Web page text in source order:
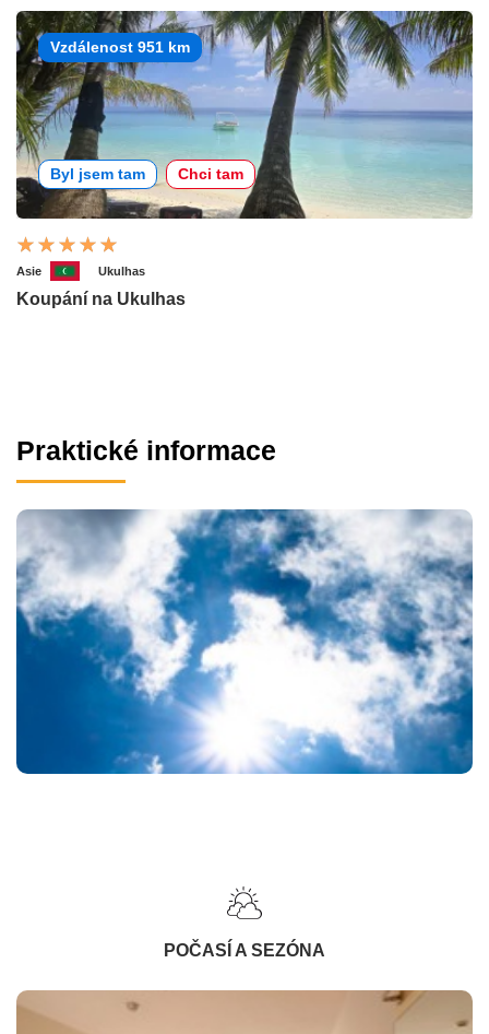
Vzdálenost 951 km
Byl jsem tam Chci tam
Asie Ukulhas
Koupání na Ukulhas
Praktické informace
POČASÍ A SEZÓNA